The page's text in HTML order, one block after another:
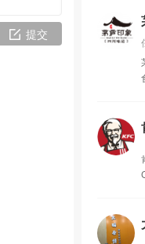
提交
肯
李
大碗